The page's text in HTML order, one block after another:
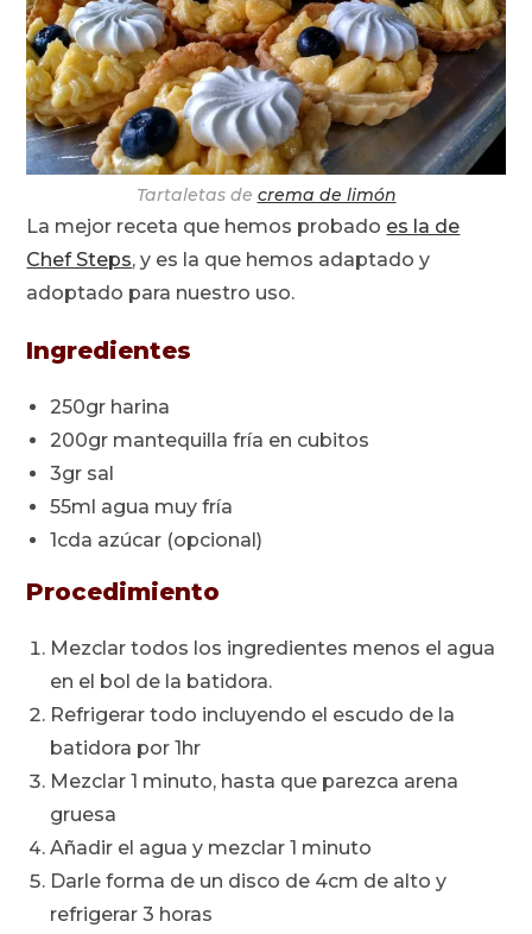
Tartaletas de crema de limón
La mejor receta que hemos probado es la de
Chef Steps, y es la que hemos adaptado y
adoptado para nuestro uso.
Ingredientes
250gr harina
200gr mantequilla fría en cubitos
3gr sal
55ml agua muy fría
1cda azúcar (opcional)
Procedimiento
Mezclar todos los ingredientes menos el agua
en el bol de la batidora.
Refrigerar todo incluyendo el escudo de la
batidora por 1hr
Mezclar 1 minuto, hasta que parezca arena
gruesa
Añadir el agua y mezclar 1 minuto
Darle forma de un disco de 4cm de alto y
refrigerar 3 horas